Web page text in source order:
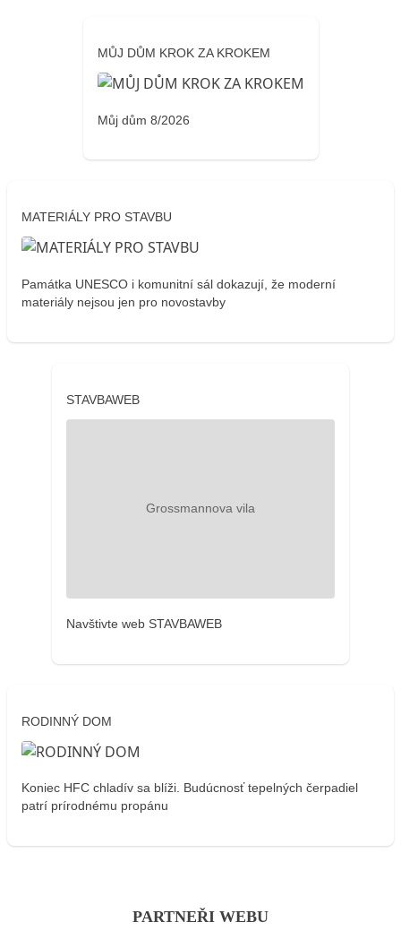
MŮJ DŮM KROK ZA KROKEM
Můj dům 8/2026
MATERIÁLY PRO STAVBU
Památka UNESCO i komunitní sál dokazují, že moderní
materiály nejsou jen pro novostavby
STAVBAWEB
Navštivte web STAVBAWEB
RODINNÝ DOM
Koniec HFC chladív sa blíži. Budúcnosť tepelných čerpadiel
patrí prírodnému propánu
PARTNEŘI WEBU